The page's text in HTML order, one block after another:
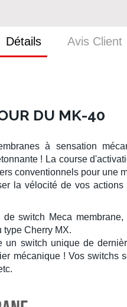
Détails
DU MK-40
à sensation
! La course
conventionnels pour une
la vélocité de vos
deswitch Meca membrane,
type Cherry MX.
un switch unique de
mécanique ! Vos switchs
Avis Client